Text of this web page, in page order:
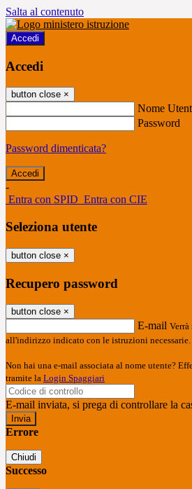
Salta al contenuto
Accedi
Accedi
button close ×
Nome
Password
Password dimenticata?
-
Entra con SPID Entra con CIE
Seleziona utente
button close ×
Recupero password
button close ×
E-mail
all'indirizzo indicato con le istruzioni necessarie.
Non hai una e-mail associata al nome utente?
tramite la Login Spaggiari
E-mail inviata, si prega di controllare la
Errore
Chiudi
Successo